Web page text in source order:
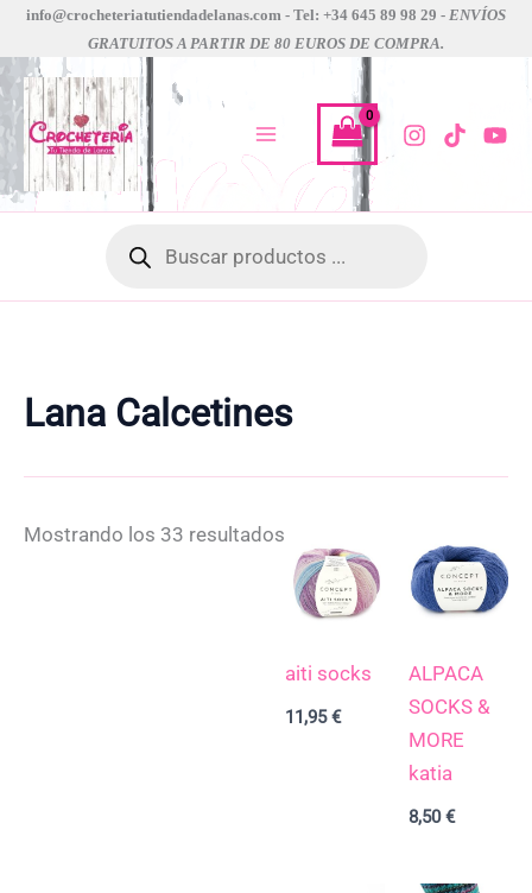
contenido
info@crocheteriatutiendadelanas.com - Tel: +34 645 89 98 29 - ENVÍOS
GRATUITOS A PARTIR DE 80 EUROS DE COMPRA.
productos
Lana Calcetines
Mostrando los 33 resultados
aiti socks
11,95€
ALPACA
SOCKS &
MORE
katia
8,50€